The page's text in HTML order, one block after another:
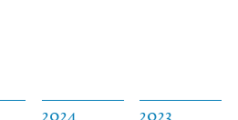
2024
2023